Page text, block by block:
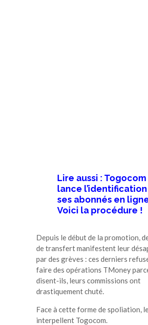
Lire aussi : Togocom
lance
ses abonnés en
Voici la procédure !
Depuis le début de la promotion,
de transfert manifestent leur
par des grèves : ces derniers
faire des opérations TMoney
disent-ils, leurs commissions ont
drastiquement chuté.
Face à cette forme de spoliation,
interpellent Togocom.